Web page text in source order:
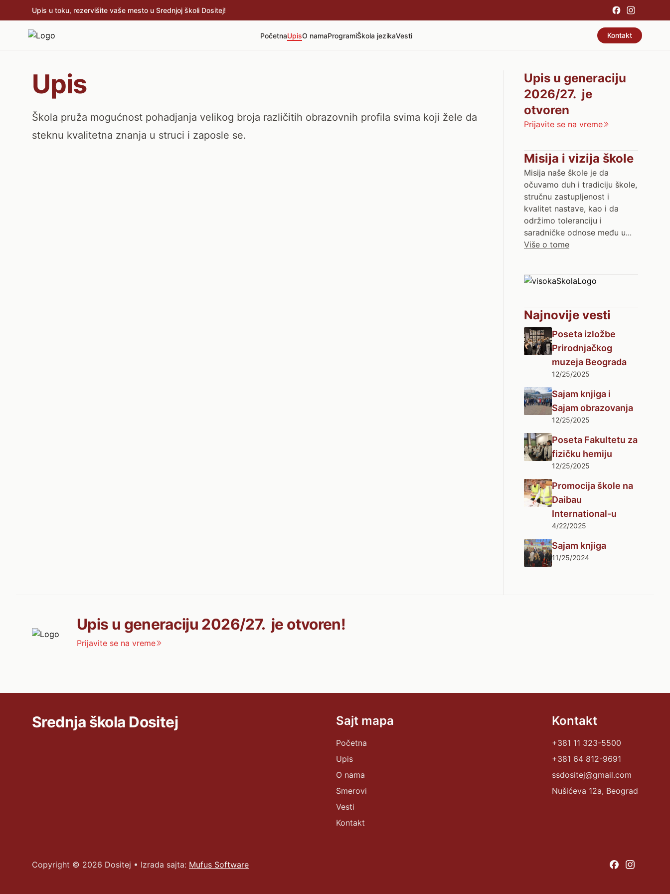
Upis u toku, rezervišite vaše mesto u Srednjoj školi Dositej!
PočetnaUpisO namaProgramiŠkola jezikaVesti Kontakt
Upis
Škola pruža mogućnost pohadjanja velikog broja različitih obrazovnih profila svima koji žele da
steknu kvalitetna znanja u struci i zaposle se.
Upis u generaciju
2026/27. je
otvoren
Prijavite se na vreme
Misija i vizija škole
Misija naše škole je da
očuvamo duh i tradiciju škole,
stručnu zastupljenost i
kvalitet nastave, kao i da
održimo toleranciju i
saradničke odnose među u...
Više o tome
Najnovije vesti
Poseta izložbe
Prirodnjačkog
muzeja Beograda
12/25/2025
Sajam knjiga i
Sajam obrazovanja
12/25/2025
Poseta Fakultetu za
fizičku hemiju
12/25/2025
Promocija škole na
Daibau
International-u
4/22/2025
Sajam knjiga
11/25/2024
Upis u generaciju 2026/27. je otvoren!
Prijavite se na vreme
Srednja škola Dositej Sajt mapa
Početna
Upis
O nama
Smerovi
Vesti
Kontakt
Kontakt
+381 11 323-5500
+381 64 812-9691
ssdositej@gmail.com
Nušićeva 12a, Beograd
Copyright © 2026 Dositej • Izrada sajta: Mufus Software